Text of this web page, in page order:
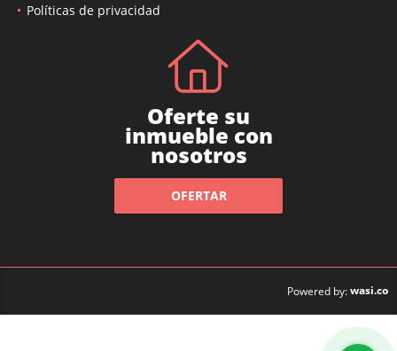
Políticas de privacidad
Oferte su
inmueble con
nosotros
OFERTAR
Powered by:wasi.co